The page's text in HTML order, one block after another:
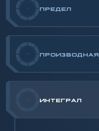
- ПРЕДЕЛ
- ПРОИЗВОДНАЯ
ИНТЕГРАЛ